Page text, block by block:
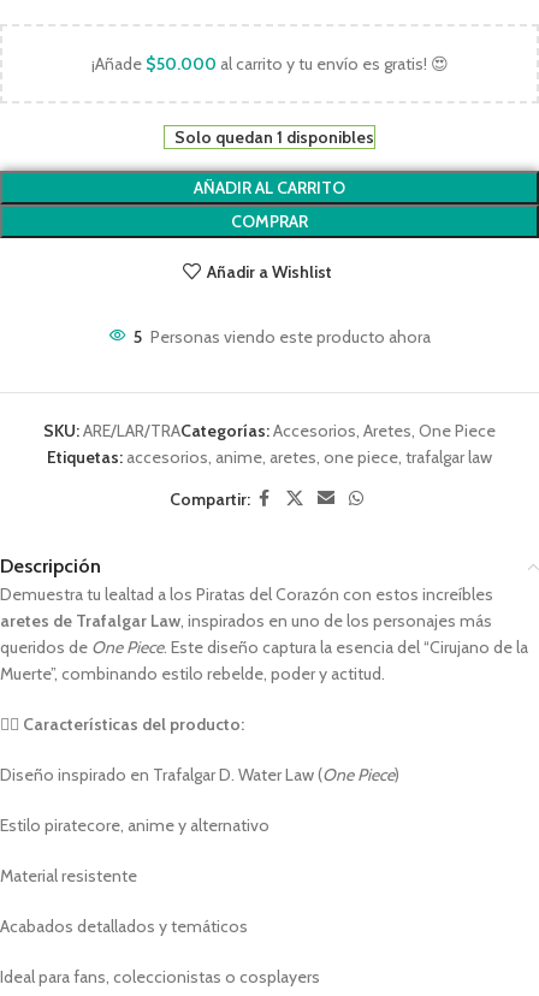
¡Añade $50.000 al carrito y tu envío es gratis! 😍
Solo quedan 1 disponibles
AÑADIR AL CARRITO
COMPRAR
Añadir a Wishlist
5 Personas viendo este producto ahora
SKU:ARE/LAR/TRACategorías:Accesorios, Aretes, One Piece
Etiquetas: accesorios, anime, aretes, one piece, trafalgar law
Compartir:
Descripción
Demuestra tu lealtad a los Piratas del Corazón con estos increíbles
aretes de Trafalgar Law, inspirados en uno de los personajes más
queridos de One Piece. Este diseño captura la esencia del “Cirujano de la
Muerte”, combinando estilo rebelde, poder y actitud.
🏴‍☠️ Características del producto:
Diseño inspirado en Trafalgar D. Water Law (One Piece)
Estilo piratecore, anime y alternativo
Material resistente
Acabados detallados y temáticos
Ideal para fans, coleccionistas o cosplayers